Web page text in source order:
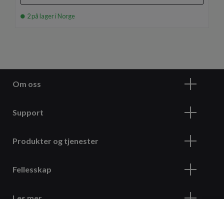
2 på lager i Norge
Om oss
Support
Produkter og tjenester
Fellesskap